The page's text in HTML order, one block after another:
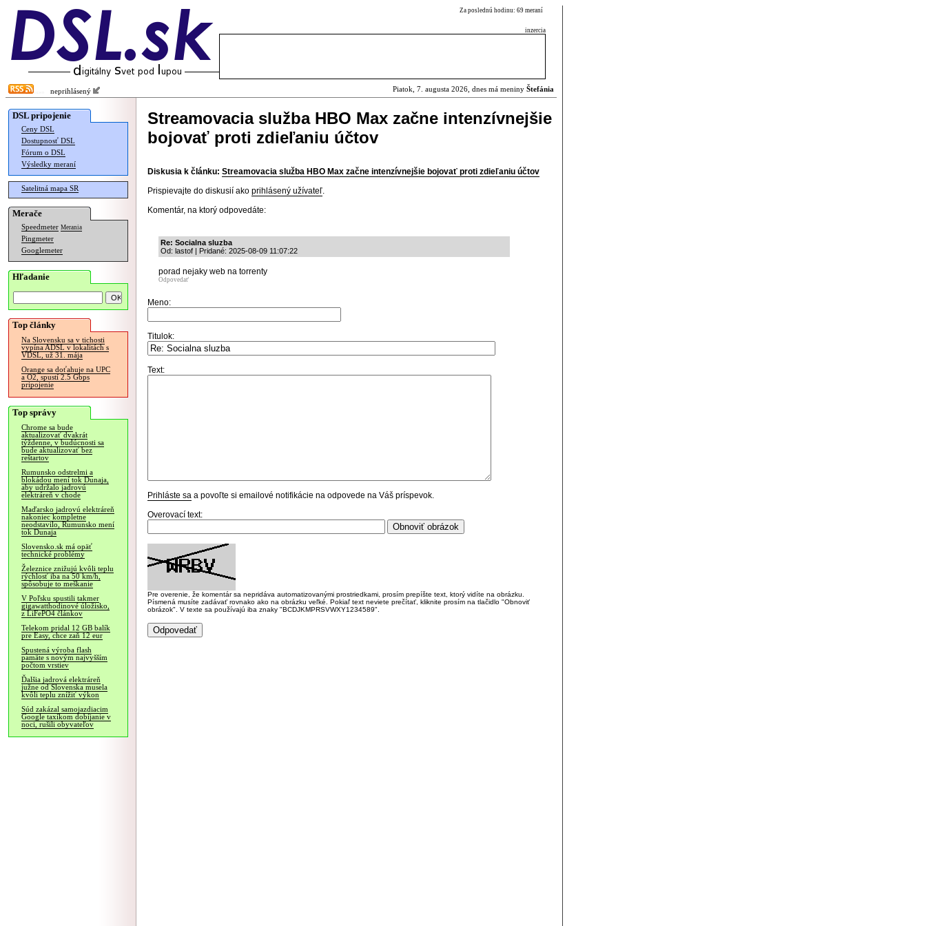
Za poslednú hodinu: 69 meraní
inzercia
neprihlásený Piatok, 7. augusta 2026, dnes má meniny Štefánia
DSL pripojenie
Ceny DSL
Dostupnosť DSL
Fórum o DSL
Výsledky meraní
Satelitná mapa SR
Merače
Speedmeter Merania
Pingmeter
Googlemeter
Hľadanie
Top články
Na Slovensku sa v tichosti
vypína ADSL v lokalitách s
VDSL, už 31. mája
Orange sa doťahuje na UPC
a O2, spustí 2.5 Gbps
pripojenie
Top správy
Chrome sa bude
aktualizovať dvakrát
týždenne, v budúcnosti sa
bude aktualizovať bez
reštartov
Rumunsko odstrelmi a
blokádou mení tok Dunaja,
aby udržalo jadrovú
elektráreň v chode
Maďarsko jadrovú elektráreň
nakoniec kompletne
neodstavilo, Rumunsko mení
tok Dunaja
Slovensko.sk má opäť
technické problémy
Železnice znižujú kvôli teplu
rýchlosť iba na 50 km/h,
spôsobuje to meškanie
V Poľsku spustili takmer
gigawatthodinové úložisko,
z LiFePO4 článkov
Telekom pridal 12 GB balík
pre Easy, chce zaň 12 eur
Spustená výroba flash
pamäte s novým najvyšším
počtom vrstiev
Ďalšia jadrová elektráreň
južne od Slovenska musela
kvôli teplu znížiť výkon
Súd zakázal samojazdiacim
Google taxíkom dobíjanie v
noci, rušili obyvateľov
Streamovacia služba HBO Max začne intenzívnejšie
bojovať proti zdieľaniu účtov
Diskusia k článku: Streamovacia služba HBO Max začne intenzívnejšie bojovať proti zdieľaniu účtov
Prispievajte do diskusií ako prihlásený užívateľ.
Komentár, na ktorý odpovedáte:
Re: Socialna sluzba
Od: lastof | Pridané: 2025-08-09 11:07:22
porad nejaky web na torrenty
Odpovedať
Meno:
Titulok:
Text:
Prihláste sa a povoľte si emailové notifikácie na odpovede na Váš príspevok.
Overovací text:
Pre overenie, že komentár sa nepridáva automatizovanými prostriedkami, prosím prepíšte text, ktorý vidíte na obrázku.
Písmená musíte zadávať rovnako ako na obrázku veľké. Pokiaľ text neviete prečítať, kliknite prosím na tlačidlo "Obnoviť
obrázok". V texte sa používajú iba znaky "BCDJKMPRSVWXY1234589".